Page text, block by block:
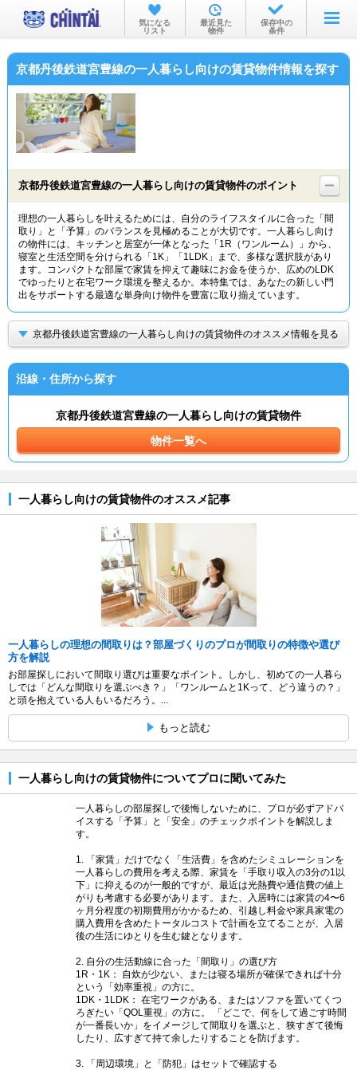
お部屋を探す
沿線・駅から
物件特集から
TOP
気になる
リスト
最近見た
物件
保存中の
条件
京都丹後鉄道宮豊線の一人暮らし向けの賃貸物件情報を探す
京都丹後鉄道宮豊線の一人暮らし向けの賃貸物件のポイント
理想の一人暮らしを叶えるためには、自分のライフスタイルに合った「間
取り」と「予算」のバランスを見極めることが大切です。一人暮らし向け
の物件には、キッチンと居室が一体となった「1R（ワンルーム）」から、
寝室と生活空間を分けられる「1K」「1LDK」まで、多様な選択肢があり
ます。コンパクトな部屋で家賃を抑えて趣味にお金を使うか、広めのLDK
でゆったりと在宅ワーク環境を整えるか。本特集では、あなたの新しい門
出をサポートする最適な単身向け物件を豊富に取り揃えています。
京都丹後鉄道宮豊線の一人暮らし向けの賃貸物件のオススメ情報を見る
沿線・住所から探す
京都丹後鉄道宮豊線の一人暮らし向けの賃貸物件
物件一覧へ
一人暮らし向けの賃貸物件のオススメ記事
一人暮らしの理想の間取りは？部屋づくりのプロが間取りの特徴や選び
方を解説
お部屋探しにおいて間取り選びは重要なポイント。しかし、初めての一人暮ら
しでは「どんな間取りを選ぶべき？」「ワンルームと1Kって、どう違うの？」
と頭を抱えている人もいるだろう。...
もっと読む
一人暮らし向けの賃貸物件についてプロに聞いてみた
一人暮らしの部屋探しで後悔しないために、プロが必ずアドバ
イスする「予算」と「安全」のチェックポイントを解説しま
す。
1. 「家賃」だけでなく「生活費」を含めたシミュレーションを
一人暮らしの費用を考える際、家賃を「手取り収入の3分の1以
下」に抑えるのが一般的ですが、最近は光熱費や通信費の値上
がりも考慮する必要があります。また、入居時には家賃の4〜6
ヶ月分程度の初期費用がかかるため、引越し料金や家具家電の
購入費用を含めたトータルコストで計画を立てることが、入居
後の生活にゆとりを生む鍵となります。
2. 自分の生活動線に合った「間取り」の選び方
1R・1K： 自炊が少ない、または寝る場所が確保できれば十分
という「効率重視」の方に。
1DK・1LDK： 在宅ワークがある、またはソファを置いてくつ
ろぎたい「QOL重視」の方に。 「どこで、何をして過ごす時間
が一番長いか」をイメージして間取りを選ぶと、狭すぎて後悔
したり、広すぎて持て余したりすることを防げます。
3. 「周辺環境」と「防犯」はセットで確認する